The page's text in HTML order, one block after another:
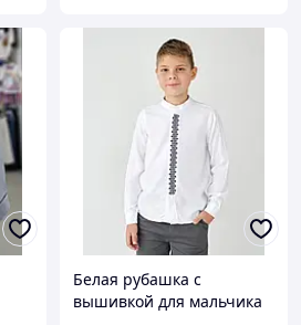
Белая рубашка с
вышивкой для мальчика